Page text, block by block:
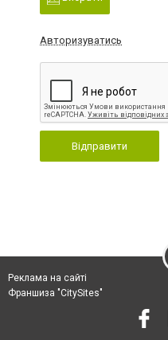
Авторизуватись
Відправити
Реклама на сайті
Франшиза "CitySites"